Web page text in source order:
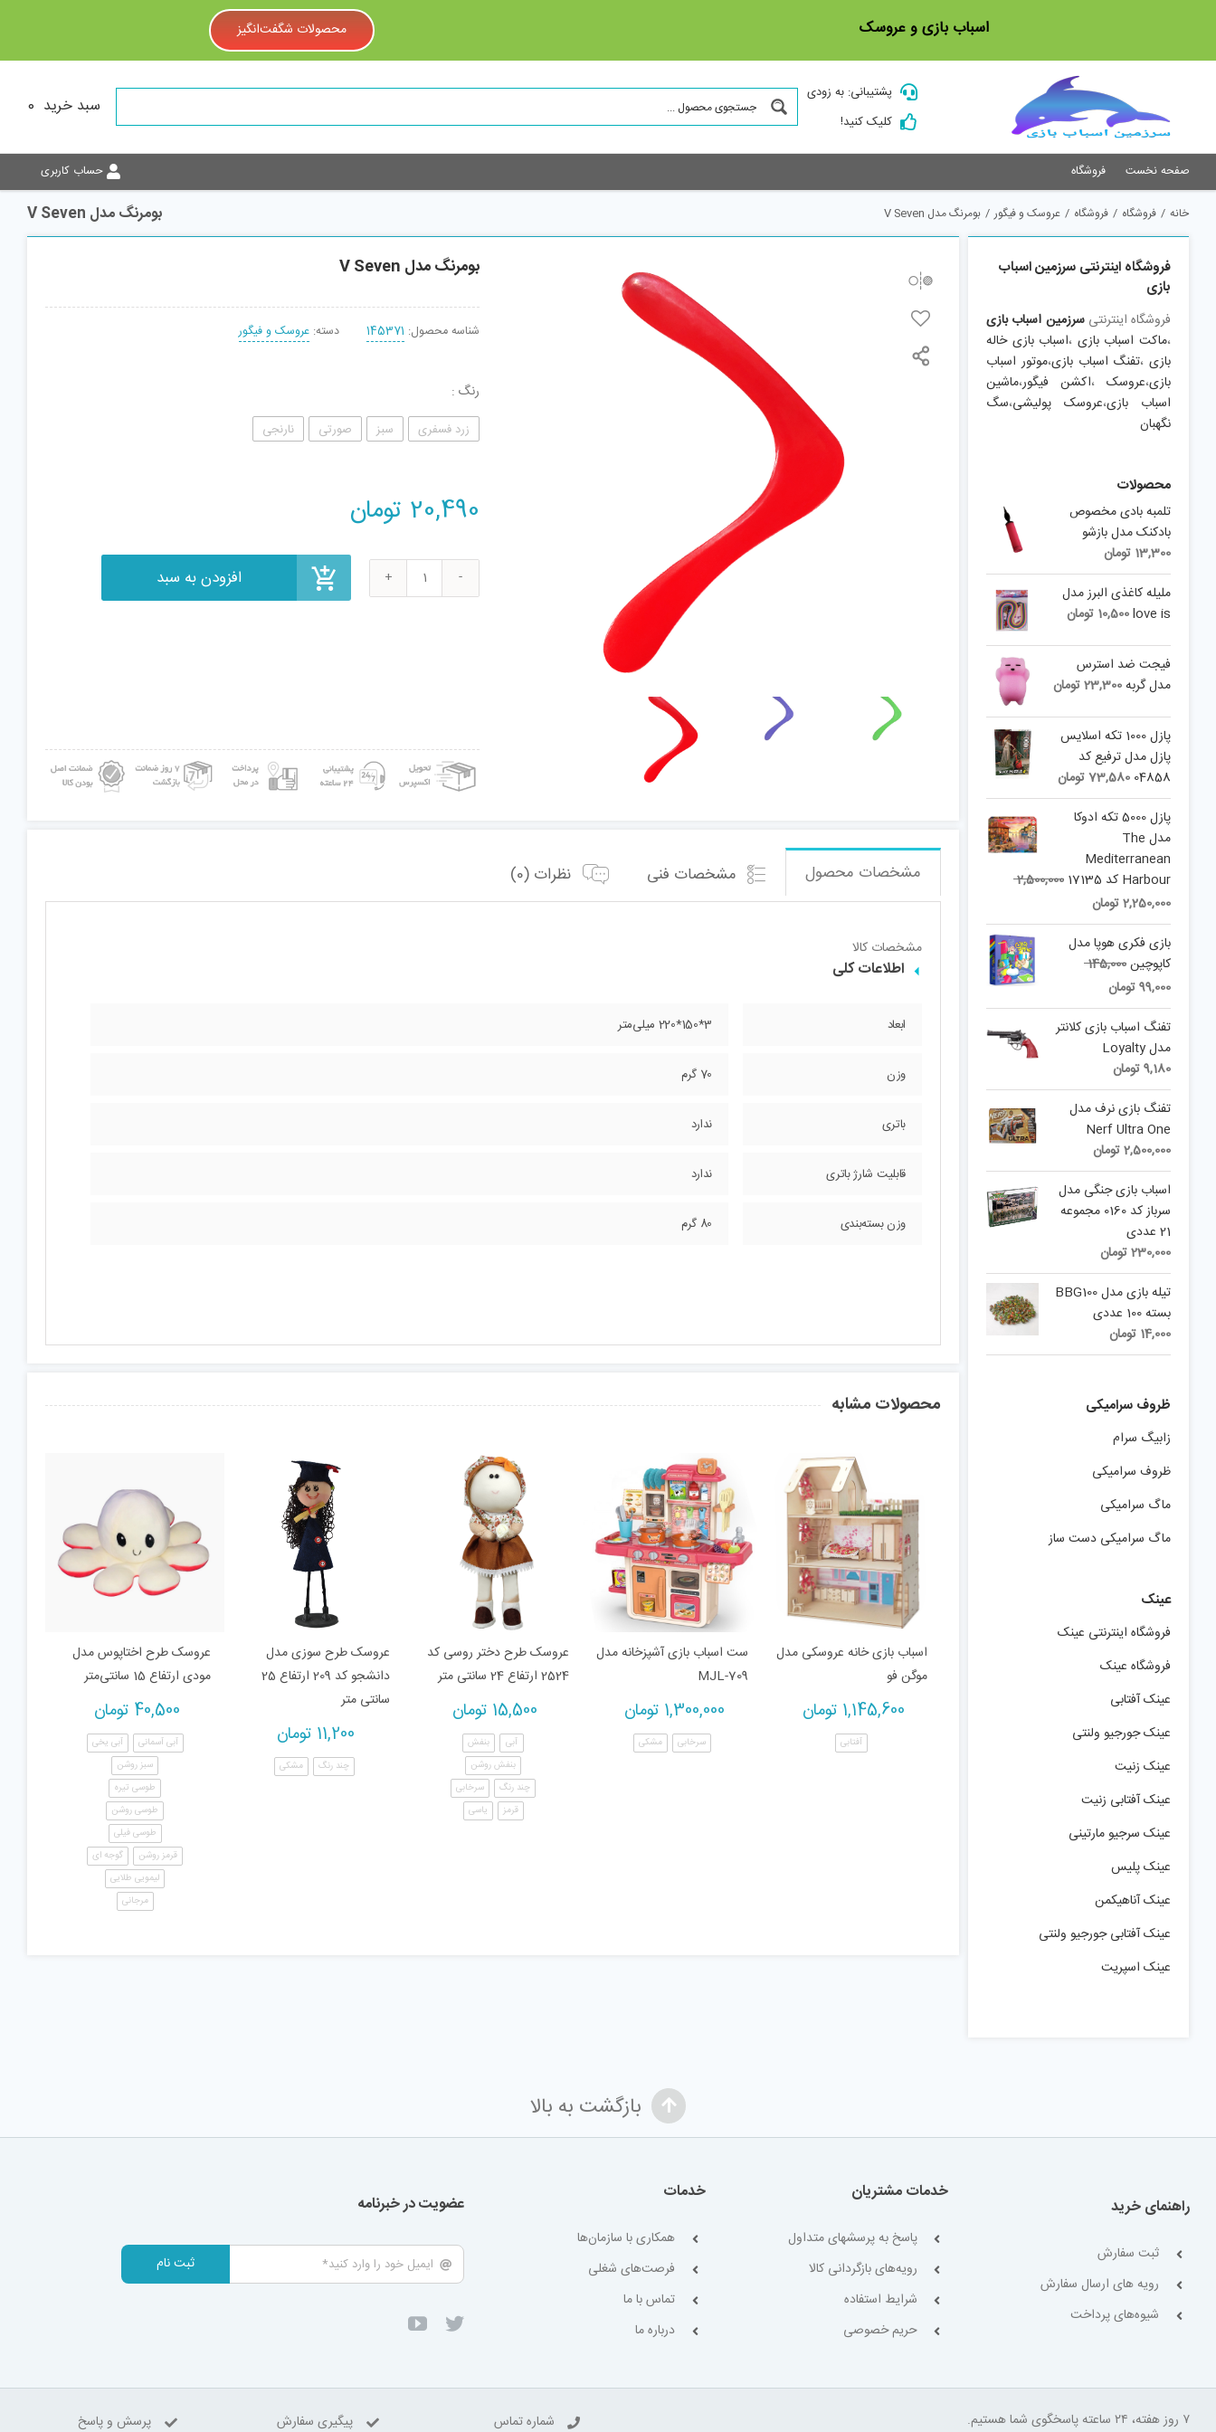
اسباب بازی و عروسک محصولات شگفت‌انگیز
پشتیبانی: به زودی
کلیک کنید!
سبد خرید 0
صفحه نخست فروشگاه حساب کاربری
بومرنگ مدل V Seven خانه / فروشگاه / فروشگاه / عروسک و فیگور / بومرنگ مدل V Seven
بومرنگ مدل V Seven
شناسه محصول: 145371 دسته: عروسک و فیگور
رنگ
زرد فسفری سبز صورتی نارنجی
20,490 تومان
بومرنگ
مشخصات محصول مشخصات فنی نظرات (0)
مشخصات کالا
اطلاعات کلی
ابعاد 3*150*220 میلی‌متر
وزن 70 گرم
باتری ندارد
قابلیت شارژ باتری ندارد
وزن بسته‌بندی 80 گرم
محصولات مشابه
اسباب بازی خانه عروسکی مدل
موگن فو
1,145,600 تومان
آفتابی
ست اسباب بازی آشپزخانه مدل
MJL-709
1,300,000 تومان
سرخابی مشکی
عروسک طرح دختر روسی کد
2524 ارتفاع 24 سانتی متر
15,500 تومان
آبی
بنفش
بنفش روشن
چند رنگ
سرخابی
قرمز
یاسی
عروسک طرح سوزی مدل
دانشجو کد 209 ارتفاع 25
سانتی متر
11,200 تومان
چند رنگ مشکی
عروسک طرح اختاپوس مدل
مودی ارتفاع 15 سانتی‌متر
40,500 تومان
آبی آسمانی
آبی یخی
سبز روشن
طوسی تیره
طوسی روشن
طوسی فیلی
قرمز روشن
گوجه ای
لیمویی طلایی
مرجانی
فروشگاه اینترنتی سرزمین اسباب
بازی
فروشگاه اینترنتیسرزمین اسباب بازی
،ماکت اسباب بازی ،اسباب بازی خاله
بازی،تفنگ اسباب بازی،موتور اسباب
بازی،عروسک،اکشن فیگور،ماشین
اسباب بازی،عروسک پولیشی،سگ
نگهبان
محصولات
تلمبه بادی مخصوص
بادکنک مدل بازشو
13,300 تومان
ملیله کاغذی البرز مدل
love is
10,500 تومان
فیجت ضد استرس
مدل گربه23,300تومان
پازل 1000 تکه اسلايس
پازل مدل ترفیع کد
04858
73,580تومان
پازل 5000 تکه ادوکا
مدل The
Mediterranean
Harbour کد 17135
2,500,000
Original
was:
2,500,000 تومان.
2,250,000تومان
price
is:
2,250,000 تومان.
بازی فکری هوپا مدل
کاپوچین145,000
Original
was:
145,000 تومان.
99,000تومان
price
is:
99,000 تومان.
تفنگ اسباب بازی کلانتر
مدل Loyalty
9,180تومان
تفنگ بازی نرف مدل
Nerf Ultra One
2,500,000تومان
اسباب بازی جنگی مدل
سرباز کد 0160 مجموعه
21 عددی
230,000تومان
تیله بازی مدل BBG100
بسته 100 عددی
14,000 تومان
ظروف سرامیکی
زابیگ سرام
ظروف سرامیکی
ماگ سرامیکی
ماگ سرامیکی دست ساز
عینک
فروشگاه اینترنتی عینک
فروشگاه عینک
عینک آفتابی
عینک جورجیو ولنتی
عینک زنیت
عینک آفتابی زنیت
عینک سرجیو مارتینی
عینک پلیس
عینک آناهیکمن
عینک آفتابی جورجیو ولنتی
عینک اسپریت
بازگشت به بالا
راهنمای خرید
ثبت سفارش
رویه های ارسال سفارش
شیوه‌های پرداخت
خدمات مشتریان
پاسخ به پرسشهای متداول
رویه‌های بازگردانی کالا
شرایط استفاده
حریم خصوصی
خدمات
همکاری با سازمان‌ها
فرصت‌های شغلی
تماس با ما
درباره ما
عضویت در خبرنامه
ثبت نام
۷ روز هفته، ۲۴ ساعته پاسخگوی شما هستیم. شماره تماس پیگیری سفارش پرسش و پاسخ